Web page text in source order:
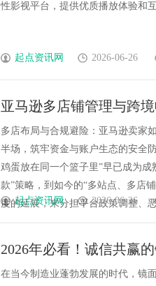
性影视平台，提供优质播放体验和
起点资讯网 2026-06-26
亚马逊多店铺管理与跨
多店布局与合规避险：亚马逊卖家
半场，筑牢资金与账户生态的安全
鸡蛋放在同一个篮子里”早已成为
款”策略，到如今的“多站点、多店
度的延展，来分担平台政策调整、
起点资讯网 2026-06-26
2026年必看！诚信共赢
在当今制造业蓬勃发展的时代，镜